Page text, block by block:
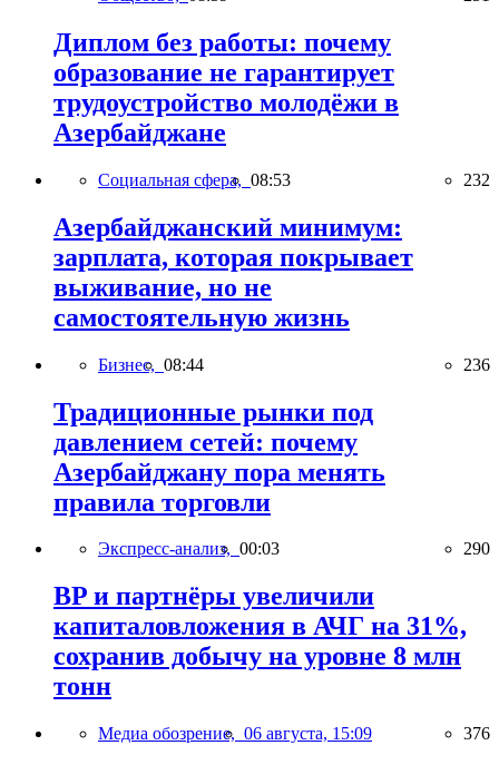
Диплом без работы: почему
образование не гарантирует
трудоустройство молодёжи в
Азербайджане
Социальная сфера, 08:53 232
Азербайджанский минимум:
зарплата, которая покрывает
выживание, но не
самостоятельную жизнь
Бизнес, 08:44 236
Традиционные рынки под
давлением сетей: почему
Азербайджану пора менять
правила торговли
Экспресс-анализ, 00:03 290
BP и партнёры увеличили
капиталовложения в АЧГ на 31%,
сохранив добычу на уровне 8 млн
тонн
Медиа обозрение, 06 августа, 15:09 376